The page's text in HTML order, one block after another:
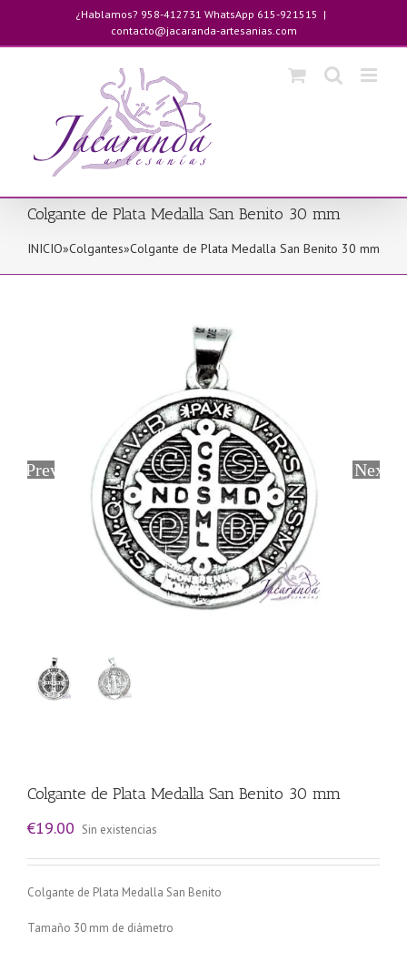
contenido
¿Hablamos? 958-412731 WhatsApp 615-921515 |
contacto@jacaranda-artesanias.com
Colgante de Plata Medalla San Benito 30 mm
INICIO»Colgantes»Colgante de Plata Medalla San Benito 30 mm
Previous Next
Colgante de Plata Medalla San Benito 30 mm
€19.00 Sin existencias
Colgante de Plata Medalla San Benito
Tamaño 30 mm de diámetro